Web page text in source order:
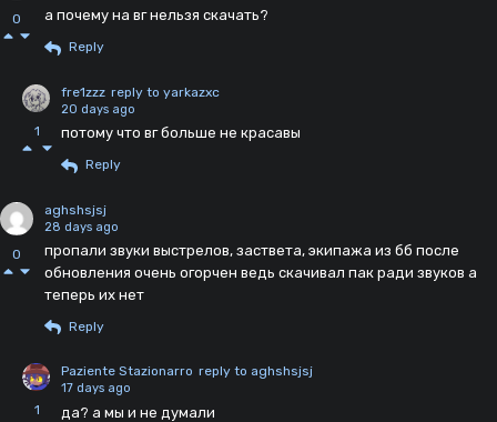
0 а почему на вг нельзя скачать?
Reply
1
fre1zzz reply to yarkazxc
20 days ago
потому что вг больше не красавы
Reply
0
aghshsjsj
28 days ago
пропали звуки выстрелов, заствета, экипажа из бб после
обновления очень огорчен ведь скачивал пак ради звуков а
теперь их нет
Reply
1
Paziente Stazionarro reply to aghshsjsj
17 days ago
да? а мы и не думали